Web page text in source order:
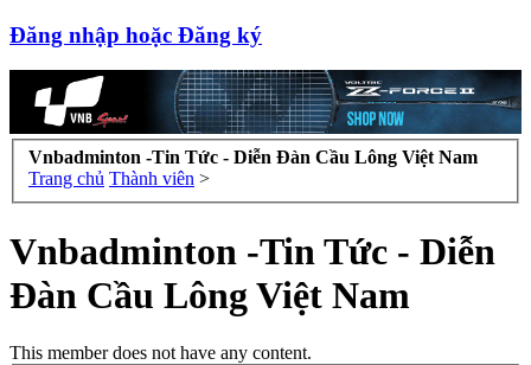
Đăng nhập hoặc Đăng ký
Vnbadminton -Tin Tức - Diễn Đàn Cầu Lông Việt Nam
Trang chủ Thành viên >
Vnbadminton -Tin Tức - Diễn
Đàn Cầu Lông Việt Nam
This member does not have any content.